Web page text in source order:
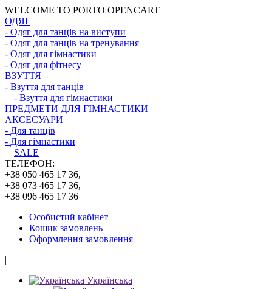
WELCOME TO PORTO OPENCART
ОДЯГ
- Одяг для танців на виступи
- Одяг для танців на тренування
- Одяг для гімнастики
- Одяг для фітнесу
ВЗУТТЯ
- Взуття для танців
- Взуття для гімнастики
ПРЕДМЕТИ ДЛЯ ГІМНАСТИКИ
АКСЕСУАРИ
- Для танців
- Для гімнастики
SALE
ТЕЛЕФОН:
+38 050 465 17 36,
+38 073 465 17 36,
+38 096 465 17 36
Особистий кабінет
Кошик замовлень
Оформлення замовлення
|
Українська